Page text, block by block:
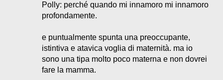
Polly: perché quando mi innamoro mi innamoro
profondamente.
e puntualmente spunta una preoccupante,
istintiva e atavica voglia di maternità. ma io
sono una tipa molto poco materna e non dovrei
fare la mamma.